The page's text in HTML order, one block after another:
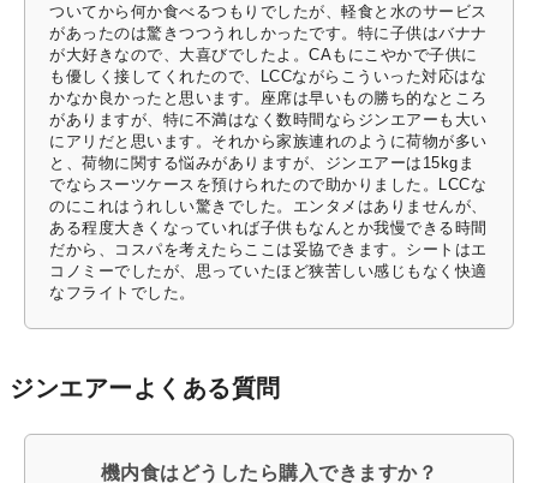
ついてから何か食べるつもりでしたが、軽食と水のサービス
があったのは驚きつつうれしかったです。特に子供はバナナ
が大好きなので、大喜びでしたよ。CAもにこやかで子供に
も優しく接してくれたので、LCCながらこういった対応はな
かなか良かったと思います。座席は早いもの勝ち的なところ
がありますが、特に不満はなく数時間ならジンエアーも大い
にアリだと思います。それから家族連れのように荷物が多い
と、荷物に関する悩みがありますが、ジンエアーは15kgま
でならスーツケースを預けられたので助かりました。LCCな
のにこれはうれしい驚きでした。エンタメはありませんが、
ある程度大きくなっていれば子供もなんとか我慢できる時間
だから、コスパを考えたらここは妥協できます。シートはエ
コノミーでしたが、思っていたほど狭苦しい感じもなく快適
なフライトでした。
ジンエアーよくある質問
機内食はどうしたら購入できますか？